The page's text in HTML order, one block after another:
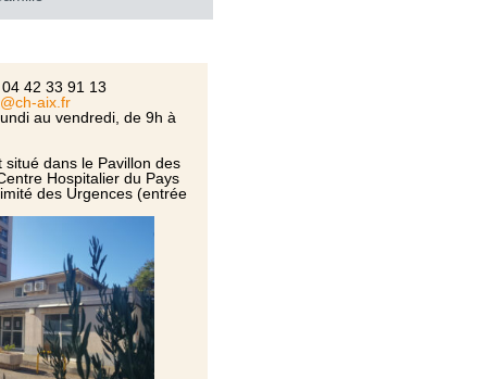
42 33 91 13
aix.fr
au vendredi, de 9h à
situé dans le Pavillon des
Hospitalier du Pays
des Urgences (entrée